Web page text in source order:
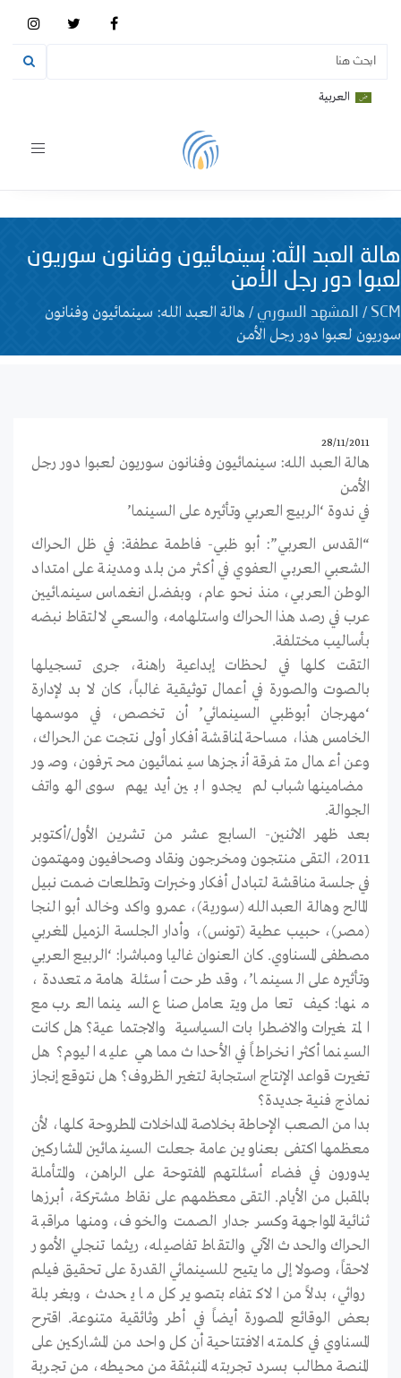
العربية
Toggle
هالة العبد الله: سينمائيون وفنانون سوريون
لعبوا دور رجل الأمن
SCM
/ المشهد السوري / هالة العبد الله: سينمائيون وفنانون
سوريون لعبوا دور رجل الأمن
28/11/2011
هالة العبد الله: سينمائيون وفنانون سوريون لعبوا دور رجل
الأمن
في ندوة ‘الربيع العربي وتأثيره على السينما’
“القدس العربي”: أبو ظبي- فاطمة عطفة: في ظل الحراك
الشعبي العربي العفوي في أكثر من بلد ومدينة على امتداد
الوطن العربي، منذ نحو عام، وبفضل انغماس سينمائيين
عرب في رصد هذا الحراك واستلهامه، والسعي لالتقاط نبضه
بأساليب مختلفة.
التقت كلها في لحظات إبداعية راهنة، جرى تسجيلها
بالصوت والصورة في أعمال توثيقية غالباً، كان لا بد لإدارة
‘مهرجان أبوظبي السينمائي’ أن تخصص، في موسمها
الخامس هذا، مساحة لمناقشة أفكار أولى نتجت عن الحراك،
وعن أعمال متفرقة أنجزها سينمائيون محترفون، وصور
مضامينها شباب لم يجدوا بين أيديهم سوى الهواتف
الجوالة.
بعد ظهر الاثنين- السابع عشر من تشرين الأول/أكتوبر
2011، التقى منتجون ومخرجون ونقاد وصحافيون ومهتمون
في جلسة مناقشة لتبادل أفكار وخبرات وتطلعات ضمت نبيل
المالح وهالة العبدالله (سورية)، عمرو واكد وخالد أبو النجا
(مصر)، حبيب عطية (تونس)، وأدار الجلسة الزميل المغربي
مصطفى المسناوي. كان العنوان غاليا ومباشرا: ‘الربيع العربي
وتأثيره على السينما’، وقد طرحت أسئلة هامة متعددة،
منها: كيف تعامل ويتعامل صناع السينما العرب مع
المتغيرات والاضطرابات السياسية والاجتماعية؟ هل كانت
السينما أكثر انخراطاً في الأحداث مما هي عليه اليوم؟ هل
تغيرت قواعد الإنتاج استجابة لتغير الظروف؟ هل نتوقع إنجاز
نماذج فنية جديدة؟
بدا من الصعب الإحاطة بخلاصة المداخلات المطروحة كلها، لأن
معظمها اكتفى بعناوين عامة جعلت السينمائين المشاركين
يدورون في فضاء أسئلتهم المفتوحة على الراهن، والمتأملة
بالمقبل من الأيام. التقى معظمهم على نقاط مشتركة، أبرزها
ثنائية المواجهة وكسر جدار الصمت والخوف، ومنها مراقبة
الحراك والحدث الآني والتقاط تفاصيله، ريثما تنجلي الأمور
لاحقاً، وصولا إلى ما يتيح للسينمائي القدرة على تحقيق فيلم
روائي، بدلاً من الاكتفاء بتصوير كل ما يحدث، وبغربلة
بعض الوقائع المصورة أيضاً في أطر وثائقية متنوعة. اقترح
المسناوي في كلمته الافتتاحية أن كل واحد من المشاركين على
المنصة مطالب بسرد تجربته المنبثقة من محيطه، من تجربة